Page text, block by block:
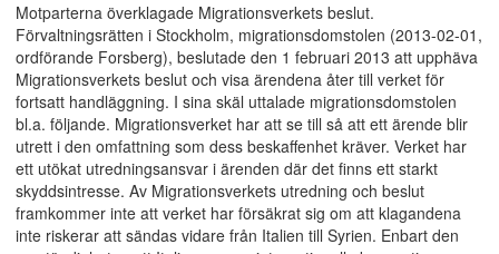
Motparterna överklagade Migrationsverkets beslut.
Förvaltningsrätten i Stockholm, migrationsdomstolen (2013-02-01,
ordförande Forsberg), beslutade den 1 februari 2013 att upphäva
Migrationsverkets beslut och visa ärendena åter till verket för
fortsatt handläggning. I sina skäl uttalade migrationsdomstolen
bl.a. följande. Migrationsverket har att se till så att ett ärende blir
utrett i den omfattning som dess beskaffenhet kräver. Verket har
ett utökat utredningsansvar i ärenden där det finns ett starkt
skyddsintresse. Av Migrationsverkets utredning och beslut
framkommer inte att verket har försäkrat sig om att klagandena
inte riskerar att sändas vidare från Italien till Syrien. Enbart den